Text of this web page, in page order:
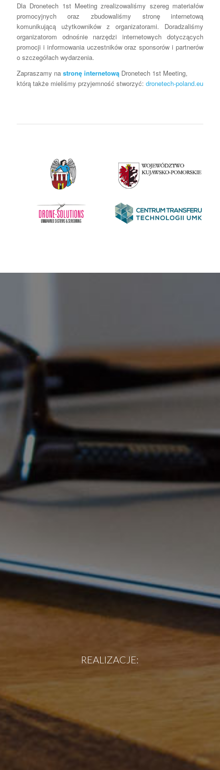
Dla Dronetech 1st Meeting zrealizowaliśmy szereg materiałów
promocyjnych oraz zbudowaliśmy stronę internetową
komunikującą użytkowników z organizatorami. Doradzaliśmy
organizatorom odnośnie narzędzi internetowych dotyczących
promocji i informowania uczestników oraz sponsorów i partnerów
o szczegółach wydarzenia.
Zapraszamy na stronę internetowąDronetech 1st Meeting,
którą także mieliśmy przyjemność stworzyć: dronetech-poland.eu
REALIZACJE: